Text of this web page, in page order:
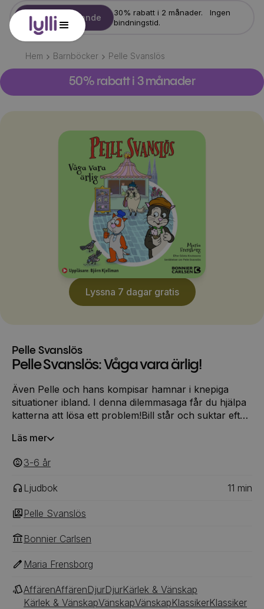
Starta erbjudande
30% rabatt i 2 månader. Ingen
bindningstid.
Hem Barnböcker Pelle Svanslös
50% rabatt i 3 månader
Lyssna 7 dagar gratis
Pelle Svanslös
Pelle Svanslös: Våga vara ärlig!
Även Pelle och hans kompisar hamnar i knepiga
situationer ibland. I denna dilemmasaga får du hjälpa
katterna att lösa ett problem!Bill står och suktar efter
en sedel. Bill plockar upp den. Nu kan han köpa så
lämna tillbaka pengarna?
Läs mer
3-6 ‎‎ år
Ljudbok 11 min
Pelle Svanslös
Bonnier Carlsen
Maria Frensborg
AffärenAffärenDjurDjurKärlek & Vänskap
Kärlek & VänskapVänskapVänskapKlassikerKlassiker